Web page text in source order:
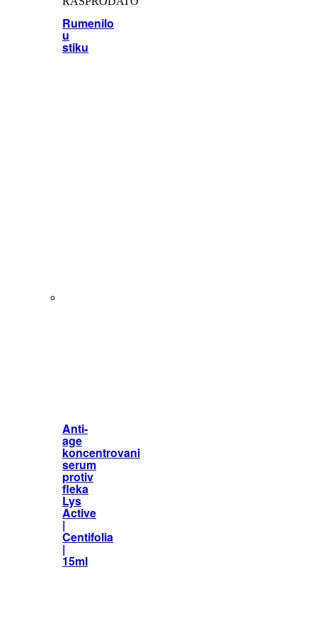
Rumenilo
u
stiku
Anti-
age
koncentrovani
serum
protiv
fleka
Lys
Active
|
Centifolia
|
15ml